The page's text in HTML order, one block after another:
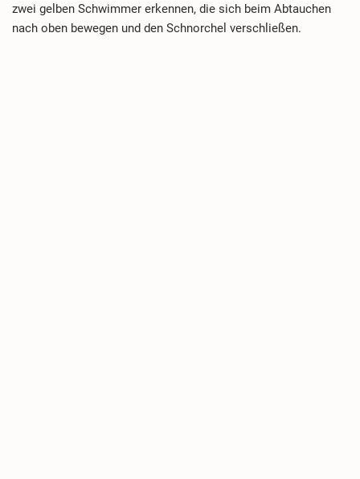
zwei gelben Schwimmer erkennen, die sich beim Abtauchen
nach oben bewegen und den Schnorchel verschließen.